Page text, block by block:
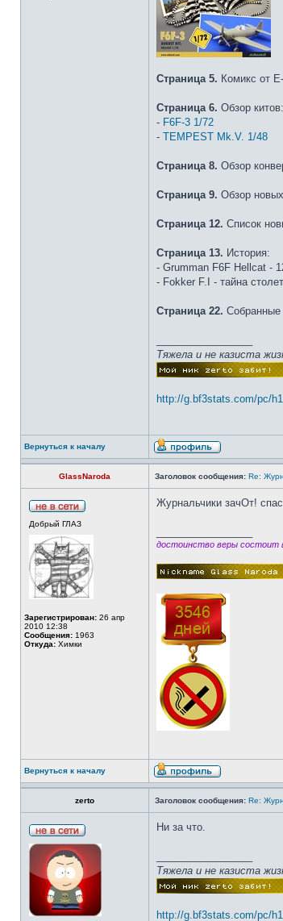
Страница 5. Комикс от
Страница 6. Обзор китов:
- F6F-3 1/72
- TEMPEST Mk.V. 1/48
Страница 8. Обзор
Страница 9. Обзор
Страница 12. Список
Страница 13. История:
- Grumman F6F Hellcat -
- Fokker F.I - тайна
Страница 22. Собранные
Тяжела и не казиста
http://g.bf3stats.com/pc/
Вернуться к началу
GlassNaroda Заголовок сообщения: Re:
Добрый ГЛАЗ
Зарегистрирован: 26 апр
2010 12:38
Сообщения: 1963
Откуда: Химки
Журнальчики зачОт!
достоинство веры состоит
Вернуться к началу
zerto Заголовок сообщения: Re:
Ни за что.
Тяжела и не казиста
http://g.bf3stats.com/pc/